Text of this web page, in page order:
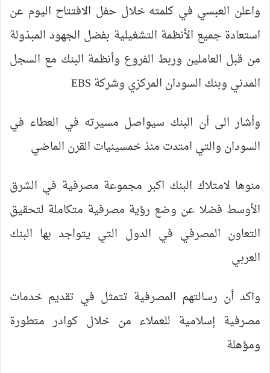
واعلن العبسي في كلمته خلال حفل الافتتاح اليوم عن
استعادة جميع الأنظمة التشغيلية بفضل الجهود المبذولة
من قبل العاملين وربط الفروع وأنظمة البنك مع السجل
المدني وبنك السودان المركزي وشركة EBS
وأشار الى أن البنك سيواصل مسيرته في العطاء في
السودان والتي امتدت منذ خمسينيات القرن الماضي
منوها لامتلاك البنك اكبر مجموعة مصرفية في الشرق
الأوسط فضلا عن وضع رؤية مصرفية متكاملة لتحقيق
التعاون المصرفي في الدول التي يتواجد بها البنك
العربي
واكد أن رسالتهم المصرفية تتمثل في تقديم خدمات
مصرفية إسلامية للعملاء من خلال كوادر متطورة
ومؤهلة